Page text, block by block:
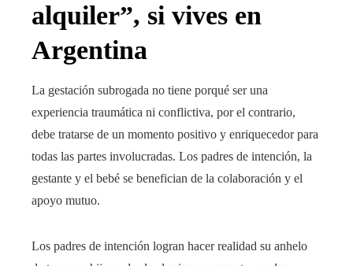
alquiler”, si vives en
Argentina
La gestación subrogada no tiene porqué ser una
experiencia traumática ni conflictiva, por el contrario,
debe tratarse de un momento positivo y enriquecedor para
todas las partes involucradas. Los padres de intención, la
gestante y el bebé se benefician de la colaboración y el
apoyo mutuo.
Los padres de intención logran hacer realidad su anhelo